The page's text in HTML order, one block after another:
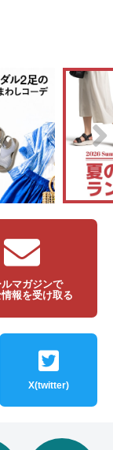
ルマガジンで
報を受け取る
X(twitter)